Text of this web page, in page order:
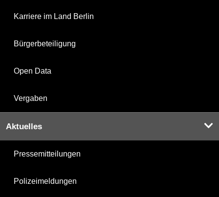
Karriere im Land Berlin
Bürgerbeteiligung
Open Data
Vergaben
Aktuelles
Pressemitteilungen
Polizeimeldungen